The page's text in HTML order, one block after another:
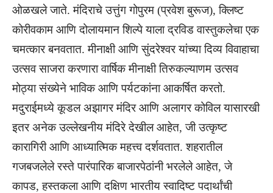
ओळखले जाते. मंदिराचे उत्तुंग गोपुरम (प्रवेश बुरूज), क्लिष्ट
कोरीवकाम आणि दोलायमान शिल्पे याला द्रविड वास्तुकलेचा एक
चमत्कार बनवतात. मीनाक्षी आणि सुंदरेश्वर यांच्या दिव्य विवाहाचा
उत्सव साजरा करणारा वार्षिक मीनाक्षी तिरुकल्याणम उत्सव
मोठ्या संख्येने भाविक आणि पर्यटकांना आकर्षित करतो.
मदुराईमध्ये कूडल अझागर मंदिर आणि अलागर कोविल यासारखी
इतर अनेक उल्लेखनीय मंदिरे देखील आहेत, जी उत्कृष्ट
कारागिरी आणि आध्यात्मिक महत्त्व दर्शवतात. शहरातील
गजबजलेले रस्ते पारंपारिक बाजारपेठांनी भरलेले आहेत, जे
कापड, हस्तकला आणि दक्षिण भारतीय स्वादिष्ट पदार्थांची